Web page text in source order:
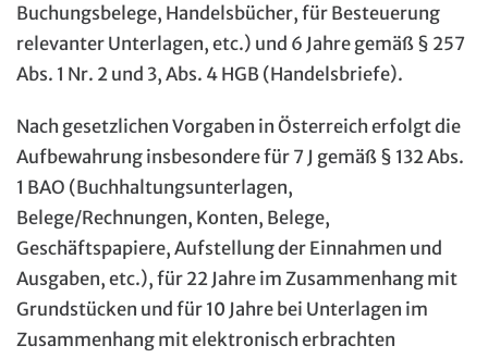
Buchungsbelege, Handelsbücher, für Besteuerung
relevanter Unterlagen, etc.) und 6 Jahre gemäß § 257
Abs. 1 Nr. 2 und 3, Abs. 4 HGB (Handelsbriefe).
Nach gesetzlichen Vorgaben in Österreich erfolgt die
Aufbewahrung insbesondere für 7 J gemäß § 132 Abs.
1 BAO (Buchhaltungsunterlagen,
Belege/Rechnungen, Konten, Belege,
Geschäftspapiere, Aufstellung der Einnahmen und
Ausgaben, etc.), für 22 Jahre im Zusammenhang mit
Grundstücken und für 10 Jahre bei Unterlagen im
Zusammenhang mit elektronisch erbrachten